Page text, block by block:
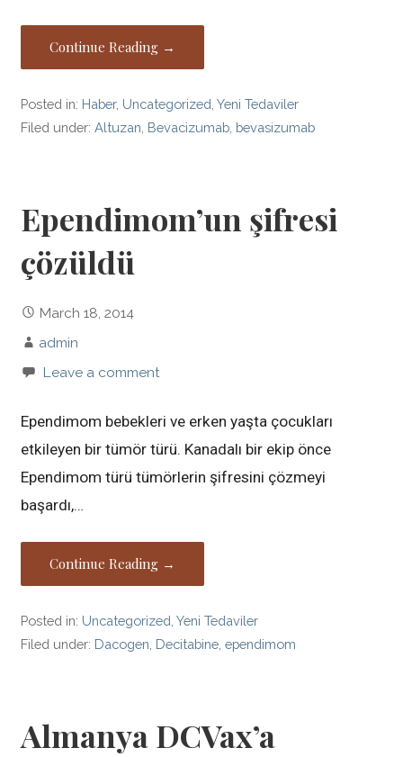
Continue Reading →
Posted in: Haber, Uncategorized ,Yeni Tedaviler
Filed under:Altuzan Bevacizumab bevasizumab
Ependimom’un şifresi
çözüldü
March 18, 2014
admin
Leave a comment
Ependimom bebekleri ve erken yaşta çocukları
etkileyen bir tümör türü. Kanadalı bir ekip önce
Ependimom türü tümörlerin şifresini çözmeyi
başardı,…
Continue Reading →
Posted in: Uncategorized ,Yeni Tedaviler
Filed under: Dacogen Decitabine ,ependimom
Almanya DCVax’a